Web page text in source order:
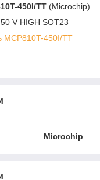
450I/TT (Microchip)
V HIGH SOT23
MCP810T-450I/TT
Microchip